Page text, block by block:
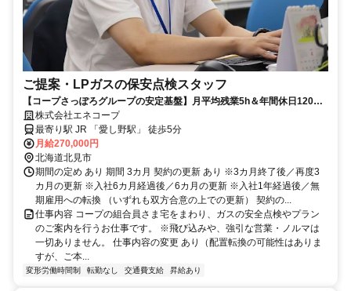
ご提案・LPガスの保安点検スタッフ
【コープさっぽろグループの安定基盤】月平均残業5h＆年間休日120
日！株式会社エネコープ
最寄り駅 JR 「愛し野駅」 徒歩5分
月給270,000円
北海道北見市
期間の定め あり 期間 3カ月 契約の更新 あり ※3カ月終了後／再度3
カ月の更新 ※入社6カ月経過後／6カ月の更新 ※入社1年経過後／無
期雇用への転換 （いずれも双方合意の上での更新） 契約の...
仕事内容 コープの組合員さま宅をまわり、ガスの安全点検やプラン
のご案内を行うお仕事です。 ※飛び込みや、強引な営業・ノルマは
一切ありません。 仕事内容の変更 あり（配置転換の可能性はありま
すが、ご本...
変形労働時間制 転勤なし 交通費支給 昇給あり